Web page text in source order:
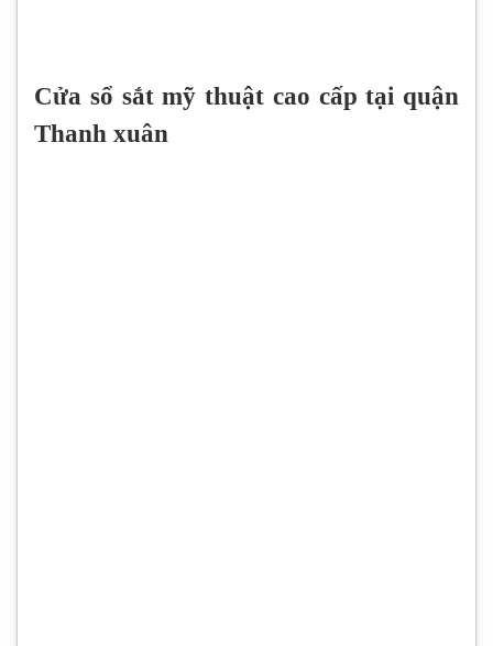
Cửa sổ sắt mỹ thuật cao cấp tại quận
Thanh xuân